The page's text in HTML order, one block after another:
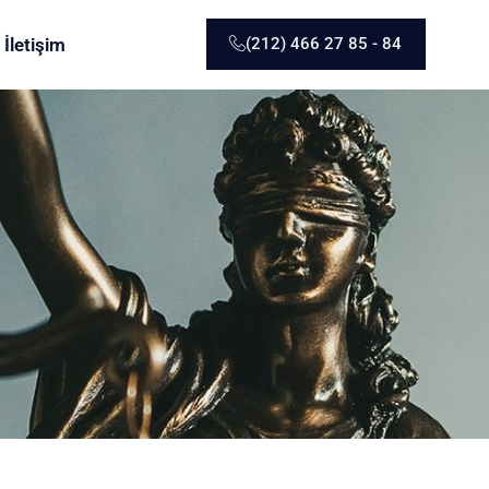
İletişim (212) 466 27 85 - 84